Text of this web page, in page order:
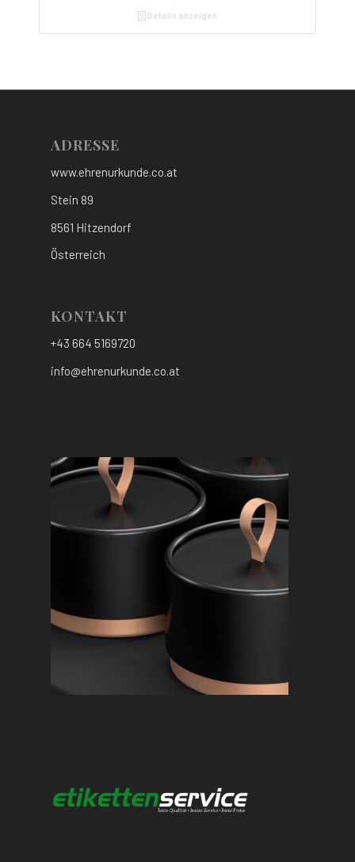
Details anzeigen
ADRESSE
www.ehrenurkunde.co.at
Stein 89
8561 Hitzendorf
Österreich
KONTAKT
+43 664 5169720
info@ehrenurkunde.co.at